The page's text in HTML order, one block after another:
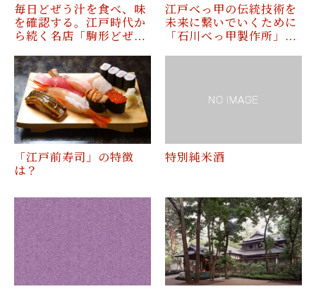
毎日どぜう汁を食べ、味
を確認する。江戸時代か
ら続く名店「駒形どぜ…
江戸べっ甲の伝統技術を
未来に繋いでいくために
「石川べっ甲製作所」…
「江戸前寿司」の特徴
は？
特別純米酒